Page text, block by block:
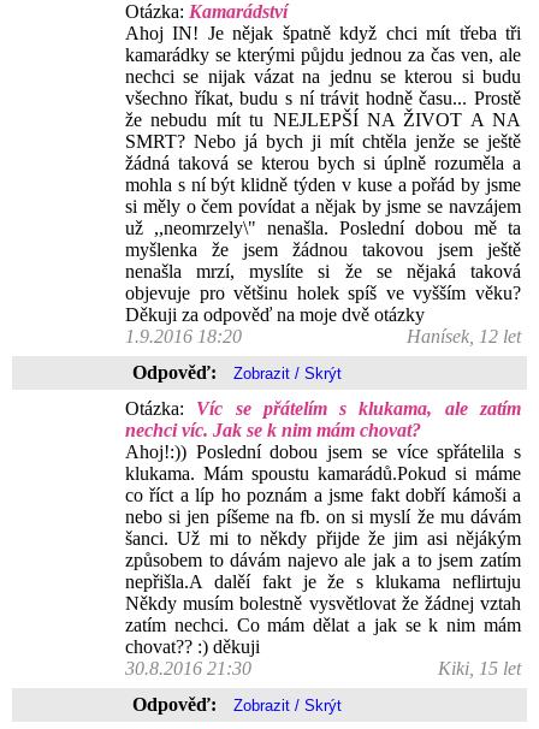
Otázka: Kamarádství
Ahoj IN! Je nějak špatně když chci mít třeba tři
kamarádky se kterými půjdu jednou za čas ven, ale
nechci se nijak vázat na jednu se kterou si budu
všechno říkat, budu s ní trávit hodně času... Prostě
že nebudu mít tu NEJLEPŠÍ NA ŽIVOT A NA
SMRT? Nebo já bych ji mít chtěla jenže se ještě
žádná taková se kterou bych si úplně rozuměla a
mohla s ní být klidně týden v kuse a pořád by jsme
si měly o čem povídat a nějak by jsme se navzájem
už ,,neomrzely\" nenašla. Poslední dobou mě ta
myšlenka že jsem žádnou takovou jsem ještě
nenašla mrzí, myslíte si že se nějaká taková
objevuje pro většinu holek spíš ve vyšším věku?
Děkuji za odpověď na moje dvě otázky
1.9.2016 18:20
Hanísek, 12 let
Odpověď:
Otázka: Víc se přátelím s klukama, ale zatím
nechci víc. Jak se k nim mám chovat?
Ahoj!:)) Poslední dobou jsem se více spřátelila s
klukama. Mám spoustu kamarádů.Pokud si máme
co říct a líp ho poznám a jsme fakt dobří kámoši a
nebo si jen píšeme na fb. on si myslí že mu dávám
šanci. Už mi to někdy přijde že jim asi nějákým
způsobem to dávám najevo ale jak a to jsem zatím
nepřišla.A dalěí fakt je že s klukama neflirtuju
Někdy musím bolestně vysvětlovat že žádnej vztah
zatím nechci. Co mám dělat a jak se k nim mám
chovat?? :) děkuji
30.8.2016 21:30
Kiki, 15 let
Odpověď: